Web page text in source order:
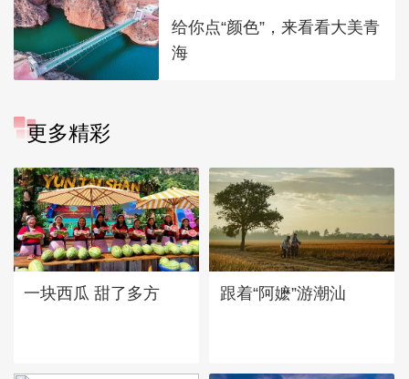
给你点“颜色”，来看看大美青
海
更多精彩
一块西瓜 甜了多方 跟着“阿嬷”游潮汕